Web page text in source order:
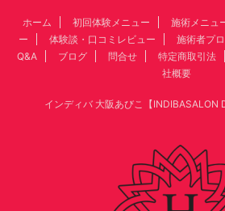
ホーム 初回体験メニュー 施術メニュ
ー
体験談・口コミレビュー 施術者プ
Q&A
ブログ 問合せ 特定商取引法
社概要
インディバ 大阪あびこ【INDIBASALON